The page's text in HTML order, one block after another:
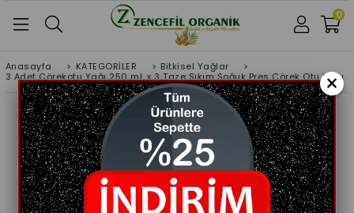
0
Anasayfa > KATEGORİLER > Bitkisel Yağlar
>
3 Adet Çörekotu Yağı 250 ml. x 3 Taze Sıkım Soğuk Pres Çörek Otu Yağı
×